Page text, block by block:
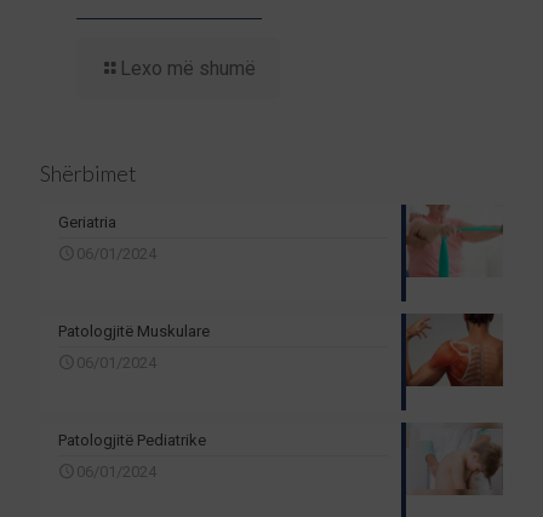
Lexo më shumë
Shërbimet
Geriatria
06/01/2024
Patologjitë Muskulare
06/01/2024
Patologjitë Pediatrike
06/01/2024